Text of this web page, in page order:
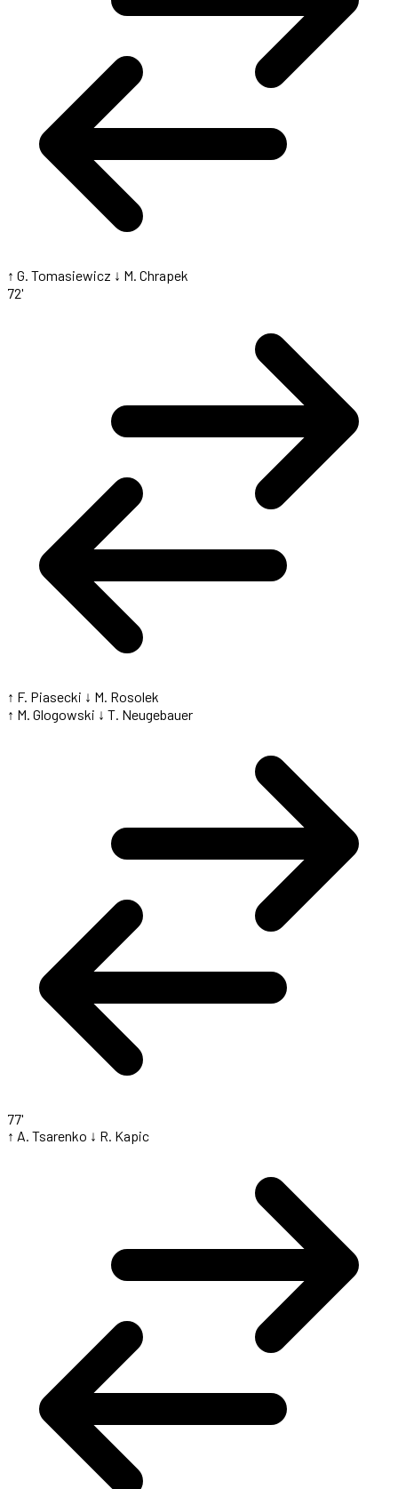
↑ G. Tomasiewicz ↓ M. Chrapek
72'
↑ F. Piasecki ↓ M. Rosolek
↑ M. Glogowski ↓ T. Neugebauer
77'
↑ A. Tsarenko ↓ R. Kapic